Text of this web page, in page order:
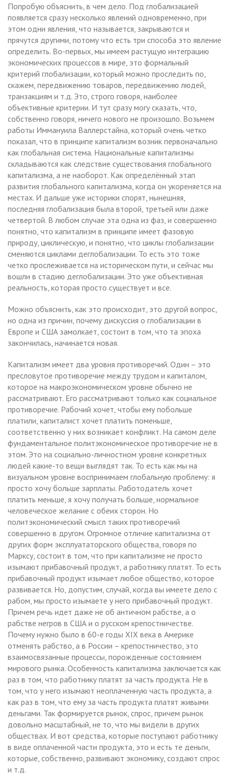
Попробую объяснить, в чем дело. Под глобализацией
появляется сразу несколько явлений одновременно, при
этом одни явления, что называется, закрываются и
прячутся другими, потому что есть три способа это явление
определить. Во-первых, мы имеем растущую интеграцию
экономических процессов в мире, это формальный
критерий глобализации, который можно проследить по,
скажем, передвижению товаров, передвижению людей,
транзакциям и т.д. Это, строго говоря, наиболее
объективные критерии. И тут сразу могу сказать, что,
собственно говоря, ничего нового не произошло. Возьмем
работы Иммануила Валлерстайна, который очень четко
показал, что в принципе капитализм возник первоначально
как глобальная система. Национальные капитализмы
складываются как следствие существования глобального
капитализма, а не наоборот. Как определённый этап
развития глобального капитализма, когда он укореняется на
местах. И дальше уже историки спорят, нынешняя,
последняя глобализация была второй, третьей или даже
четвертой. В любом случае эта одна из фаз, и совершенно
понятно, что капитализм в принципе имеет фазовую
природу, циклическую, и понятно, что циклы глобализации
сменяются циклами деглобализации. То есть это тоже
четко прослеживается на историческом пути, и сейчас мы
вошли в стадию деглобализации. Это уже объективная
реальность, которая просто существует и все.
Можно объяснить, как это происходит, это другой вопрос,
но одна из причин, почему дискуссия о глобализации в
Европе и США замолкает, состоит в том, что та эпоха
закончилась, начинается новая.
Капитализм имеет два уровня противоречий. Один – это
пресловутое противоречие между трудом и капиталом,
которое на макроэкономическом уровне обычно не
рассматривают. Его рассматривают только как социальное
противоречие. Рабочий хочет, чтобы ему побольше
платили, капиталист хочет платить поменьше,
соответственно у них возникает конфликт. На самом деле
фундаментальное политэкономическое противоречие не в
этом. Это на социально-личностном уровне конкретных
людей какие-то вещи выглядят так. То есть как мы на
визуальном уровне воспринимаем глобальную проблему: я
просто хочу больше зарплаты. Работодатель хочет
платить меньше, я хочу получать больше, нормальное
человеческое желание с обеих сторон. Но
политэкономический смысл таких противоречий
совершенно в другом. Огромное отличие капитализма от
других форм эксплуататорского общества, говоря по
Марксу, состоит в том, что при капитализме не просто
изымают прибавочный продукт, а работнику платят. То есть
прибавочный продукт изымает любое общество, которое
развивается. Но, допустим, случай, когда вы имеете дело с
рабом, мы просто изымаете у него прибавочный продукт.
Причем речь идет даже не об античном рабстве, а о
рабстве негров в США и о русском крепостничестве.
Почему нужно было в 60-е годы XIX века в Америке
отменять рабство, а в России – крепостничество, это
взаимосвязанные процессы, порожденные состоянием
мирового рынка. Особенность капитализма заключается как
раз в том, что работнику платят за часть продукта. Не в
том, что у него изымают неоплаченную часть продукта, а
как раз в том, что ему за часть продукта платят живыми
деньгами. Так формируется рынок, спрос, причем рынок
довольно масштабный, не то, что мы видели в других
обществах. И вот средства, которые поступают работнику
в виде оплаченной части продукта, это и есть те деньги,
которые, собственно, развивают экономику, создают спрос
и т.д.